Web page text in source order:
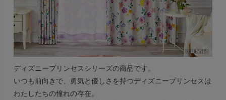
ディズニープリンセスシリーズの商品です。
いつも前向きで、勇気と優しさを持つディズニープリンセスは
わたしたちの憧れの存在。